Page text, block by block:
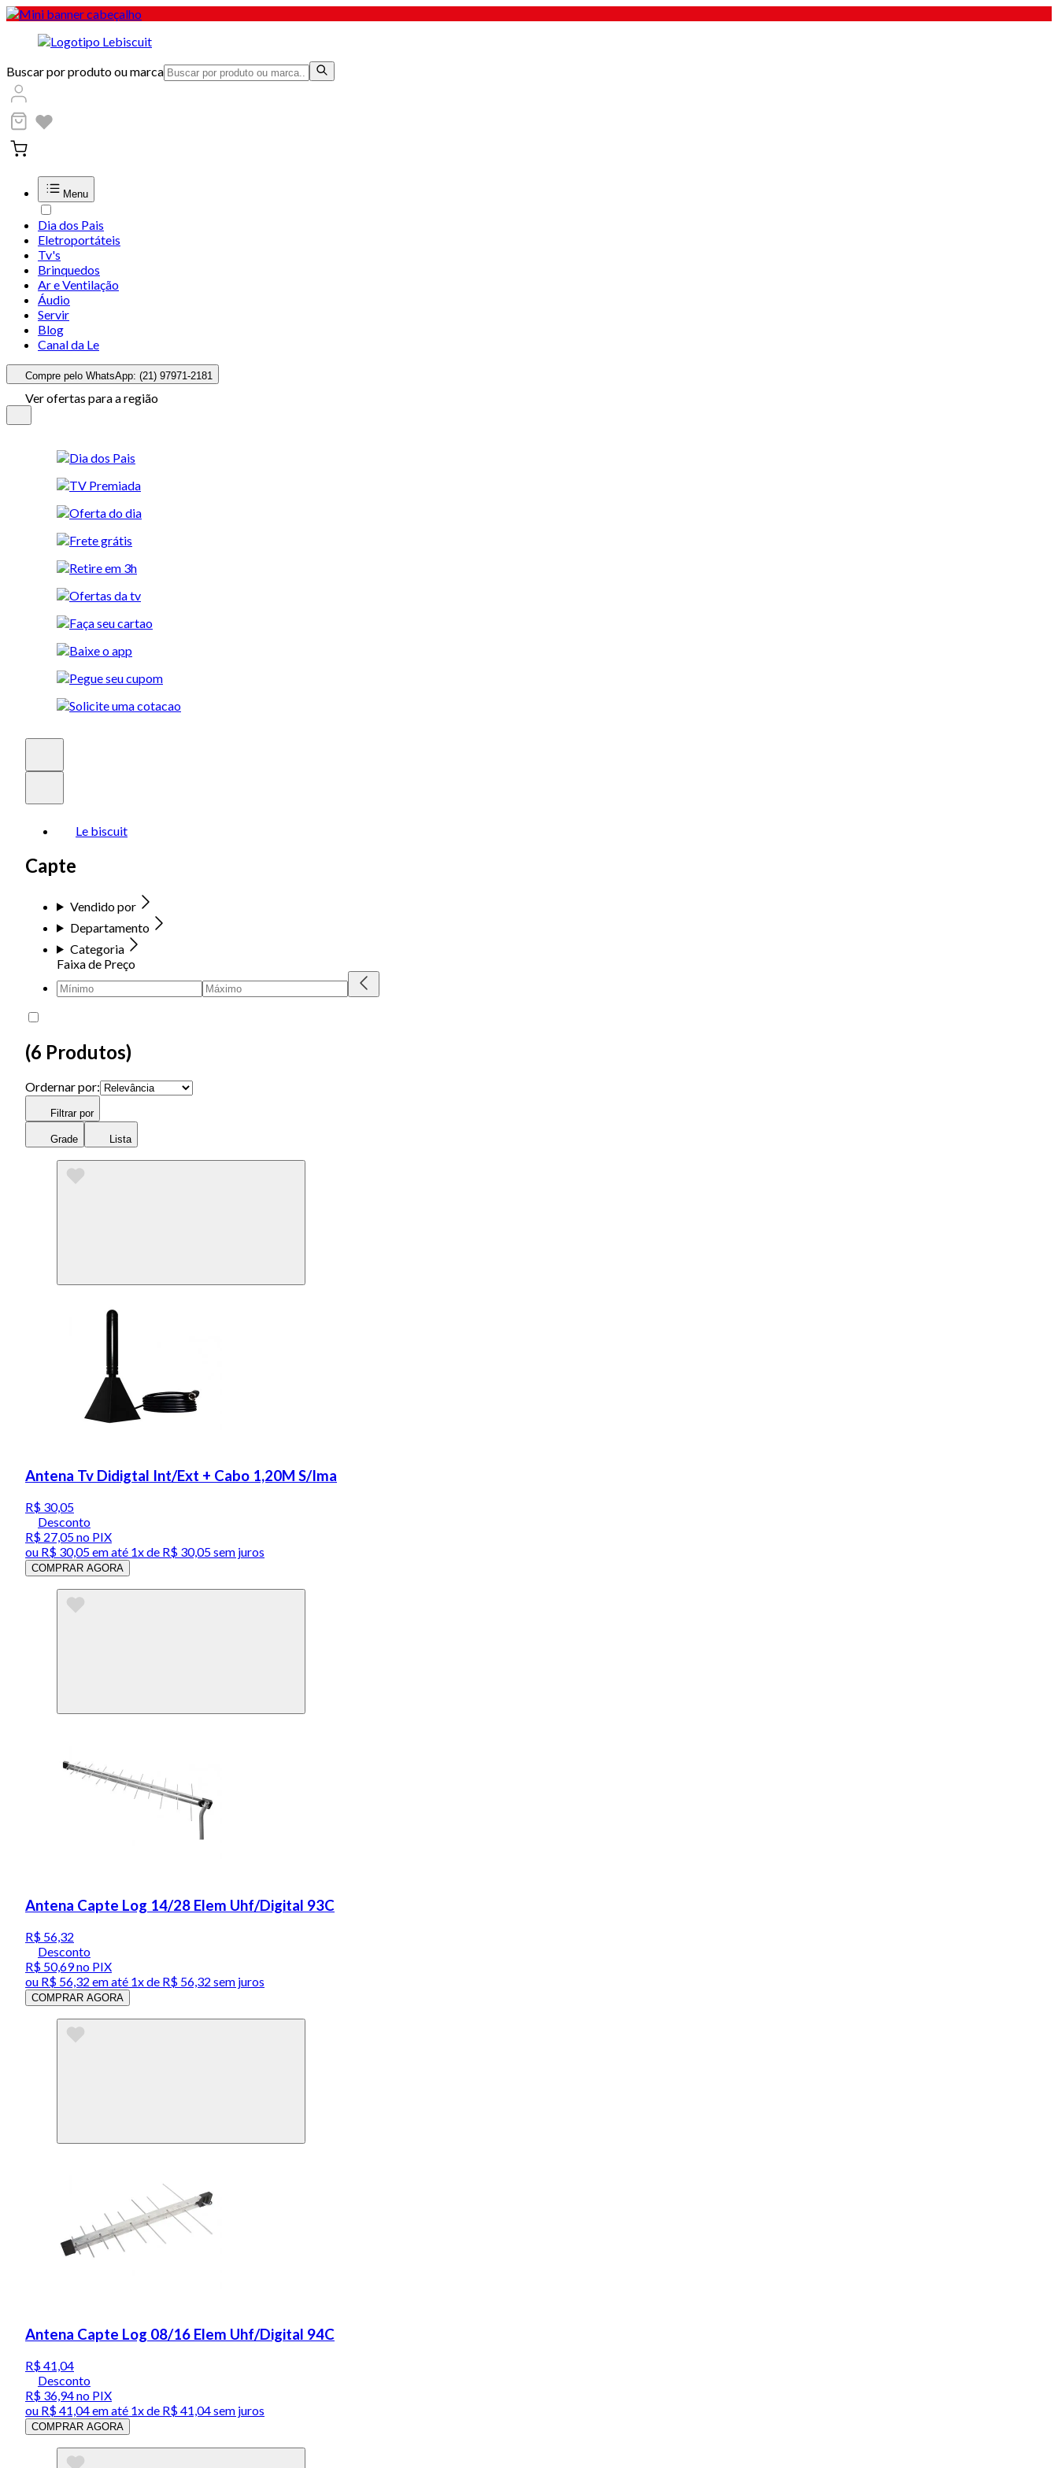
Buscar por produto ou marca
Menu
Dia dos Pais
Eletroportáteis
Tv's
Brinquedos
Ar e Ventilação
Áudio
Servir
Blog
Canal da Le
Compre pelo WhatsApp: (21) 97971-2181
Ver ofertas para a região
Le biscuit
Capte
Vendido por
Departamento
Categoria
Faixa de Preço
(6 Produtos)
Ordernar por:
Filtrar por
Grade Lista
Antena Tv Didigtal Int/Ext + Cabo 1,20M S/Ima
R$ 30,05
Desconto
R$ 27,05no PIX
ou R$ 30,05em até 1x de R$ 30,05sem juros
COMPRAR AGORA
Antena Capte Log 14/28 Elem Uhf/Digital 93C
R$ 56,32
Desconto
R$ 50,69no PIX
ou R$ 56,32 em até 1x de R$ 56,32 sem juros
COMPRAR AGORA
Antena Capte Log 08/16 Elem Uhf/Digital 94C
R$ 41,04
Desconto
R$ 36,94no PIX
ou R$ 41,04em até 1x de R$ 41,04sem juros
COMPRAR AGORA